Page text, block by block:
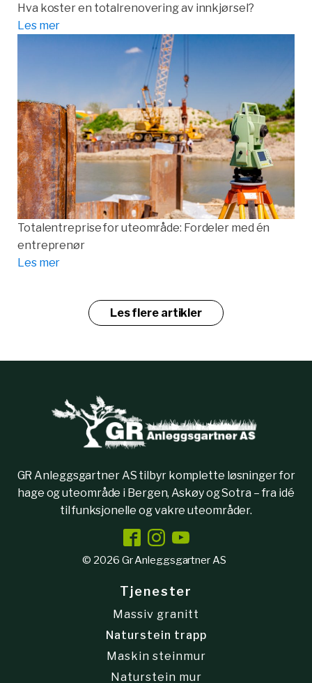
Hva koster en totalrenovering av innkjørsel?
Les mer
Totalentreprise for uteområde: Fordeler med én
entreprenør
Les mer
Les flere artikler
GR Anleggsgartner AS tilbyr komplette løsninger for
hage og uteområde i Bergen, Askøy og Sotra – fra idé
til funksjonelle og vakre uteområder.
© 2026 Gr Anleggsgartner AS
Tjenester
Massiv granitt
Naturstein trapp
Maskin steinmur
Naturstein mur